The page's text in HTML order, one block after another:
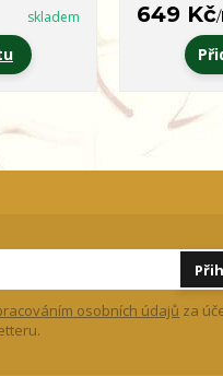
skladem 649 Kč/
osobních údajů za